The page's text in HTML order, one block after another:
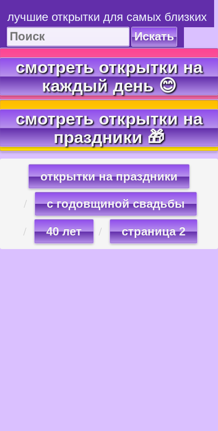
лучшие открытки для самых близких
Искать
смотреть открытки на
каждый день 😊
смотреть открытки на
праздники 🎁
открытки на праздники
с годовщиной свадьбы
40 лет страница 2